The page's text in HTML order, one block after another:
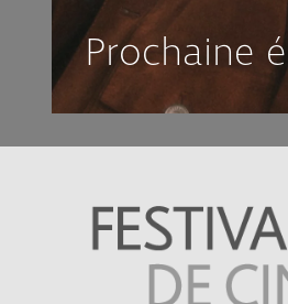
Prochaine